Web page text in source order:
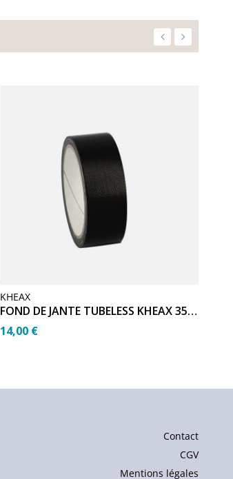
KHEAX
FOND DE JANTE TUBELESS KHEAX 35MM (ROULEAU DE 9.14M)
14,00 €
‹ ›
Contact
CGV
Mentions légales